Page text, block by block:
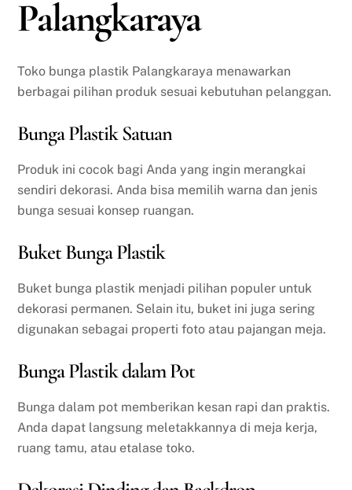
Palangkaraya
Toko bunga plastik Palangkaraya menawarkan
berbagai pilihan produk sesuai kebutuhan pelanggan.
Bunga Plastik Satuan
Produk ini cocok bagi Anda yang ingin merangkai
sendiri dekorasi. Anda bisa memilih warna dan jenis
bunga sesuai konsep ruangan.
Buket Bunga Plastik
Buket bunga plastik menjadi pilihan populer untuk
dekorasi permanen. Selain itu, buket ini juga sering
digunakan sebagai properti foto atau pajangan meja.
Bunga Plastik dalam Pot
Bunga dalam pot memberikan kesan rapi dan praktis.
Anda dapat langsung meletakkannya di meja kerja,
ruang tamu, atau etalase toko.